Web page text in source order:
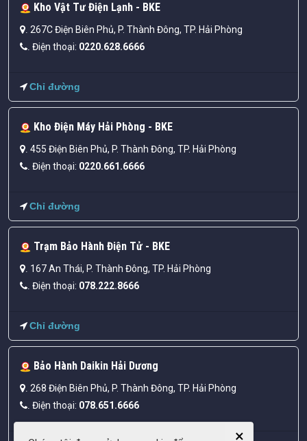
Kho Vật Tư Điện Lạnh - BKE
267C Điện Biên Phủ, P. Thành Đông, TP. Hải Phòng
Điện thoại: 0220.628.6666
Chỉ đường
Kho Điện Máy Hải Phòng - BKE
455 Điện Biên Phủ, P. Thành Đông, TP. Hải Phòng
Điện thoại: 0220.661.6666
Chỉ đường
Trạm Bảo Hành Điện Tử - BKE
167 An Thái, P. Thành Đông, TP. Hải Phòng
Điện thoại: 078.222.8666
Chỉ đường
Bảo Hành Daikin Hải Dương
268 Điện Biên Phủ, P. Thành Đông, TP. Hải Phòng
Điện thoại: 078.651.6666
×